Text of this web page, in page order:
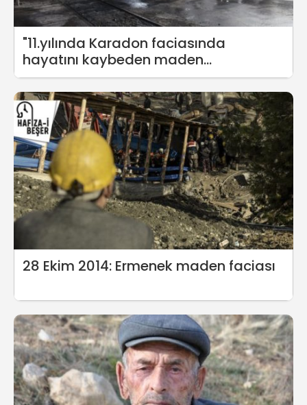
"11.yılında Karadon faciasında
hayatını kaybeden maden
emekçilerini unutmadık"
28 Ekim 2014: Ermenek maden faciası